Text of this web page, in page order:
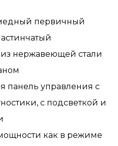
первичный
нержавеющей стали
панель управления с
с подсветкой и
как в режиме